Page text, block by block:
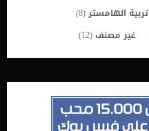
تربية الهامستر(8)
غير مصنف(12)